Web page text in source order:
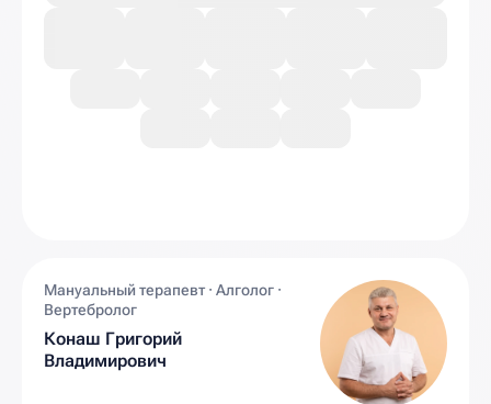
Мануальный терапевт · Алголог ·
Вертебролог
Конаш Григорий
Владимирович